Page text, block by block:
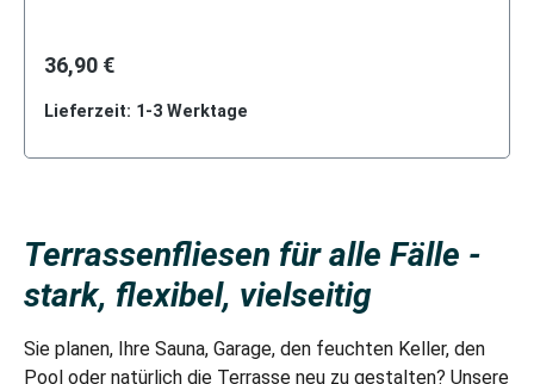
36,90 €
Lieferzeit: 1-3 Werktage
Terrassenfliesen für alle Fälle -
stark, flexibel, vielseitig
Sie planen, Ihre Sauna, Garage, den feuchten Keller, den
Pool oder natürlich die Terrasse neu zu gestalten? Unsere